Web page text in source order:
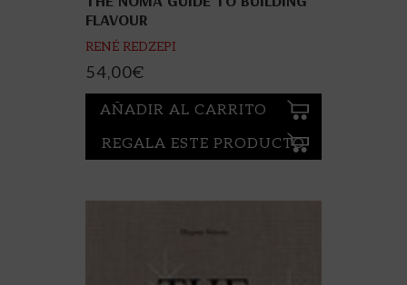
FLAVOUR
RENÉ REDZEPI
54,00€
AÑADIR AL CARRITO
REGALA ESTE PRODUCTO